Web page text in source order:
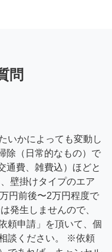
問
いかによっても変動し
除（日常的なもの）で
通費、雑費込）ほどと
壁掛けタイプのエア
円前後〜2万円程度で
発生しませんので、
頼申請」を頂いて、個
談ください。 ※依頼